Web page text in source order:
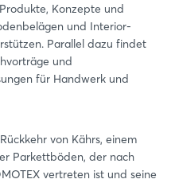
Konzepte und
und Interior-
Parallel dazu findet
und
für Handwerk und
von Kährs, einem
Parkettböden, der nach
vertreten ist und seine